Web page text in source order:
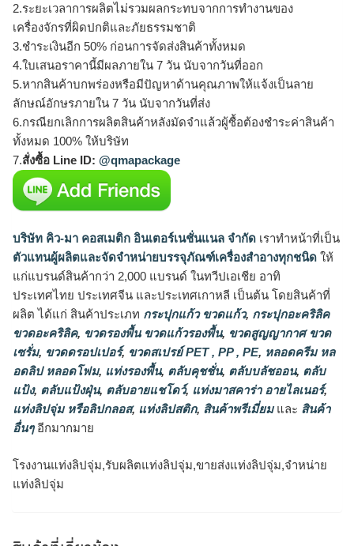
2.ระยะเวลาการผลิตไม่รวมผลกระทบจากการทำงานของ
เครื่องจักรที่ผิดปกติและภัยธรรมชาติ
3.ชำระเงินอีก 50% ก่อนการจัดส่งสินค้าทั้งหมด
4.ใบเสนอราคานี้มีผลภายใน 7 วัน นับจากวันที่ออก
5.หากสินค้าบกพร่องหรือมีปัญหาด้านคุณภาพให้แจ้งเป็นลาย
ลักษณ์อักษรภายใน 7 วัน นับจากวันที่ส่ง
6.กรณียกเลิกการผลิตสินค้าหลังมัดจำแล้วผู้ซื้อต้องชำระค่าสินค้า
ทั้งหมด 100% ให้บริษัท
7.สั่งซื้อ Line ID: @qmapackage
บริษัท คิว-มา คอสเมติก อินเตอร์เนชั่นแนล จำกัด เราทำหน้าที่เป็น
ตัวแทนผู้ผลิตและจัดจำหน่ายบรรจุภัณฑ์เครื่องสำอางทุกชนิด ให้
แก่แบรนด์สินค้ากว่า 2,000 แบรนด์ ในทวีปเอเชีย อาทิ
ประเทศไทย ประเทศจีน และประเทศเกาหลี เป็นต้น โดยสินค้าที่
ผลิต ได้แก่ สินค้าประเภท กระปุกแก้ว ขวดแก้ว, กระปุกอะคริลิค
ขวดอะคริลิค, ขวดรองพื้น ขวดแก้วรองพื้น, ขวดสูญญากาศ ขวด
เซรั่ม, ขวดดรอปเปอร์, ขวดสเปรย์ PET , PP , PE, หลอดครีม หล
อดลิป หลอดโฟม, แท่งรองพื้น, ตลับคุชชั่น, ตลับบลัชออน, ตลับ
แป้ง, ตลับแป้งฝุ่น, ตลับอายแชโดว์, แท่งมาสคาร่า อายไลเนอร์,
แท่งลิปจุ่ม หรือลิปกลอส, แท่งลิปสติก, สินค้าพรีเมี่ยมและ สินค้า
อื่นๆอีกมากมาย
โรงงานแท่งลิปจุ่ม,รับผลิตแท่งลิปจุ่ม,ขายส่งแท่งลิปจุ่ม,จำหน่าย
แท่งลิปจุ่ม